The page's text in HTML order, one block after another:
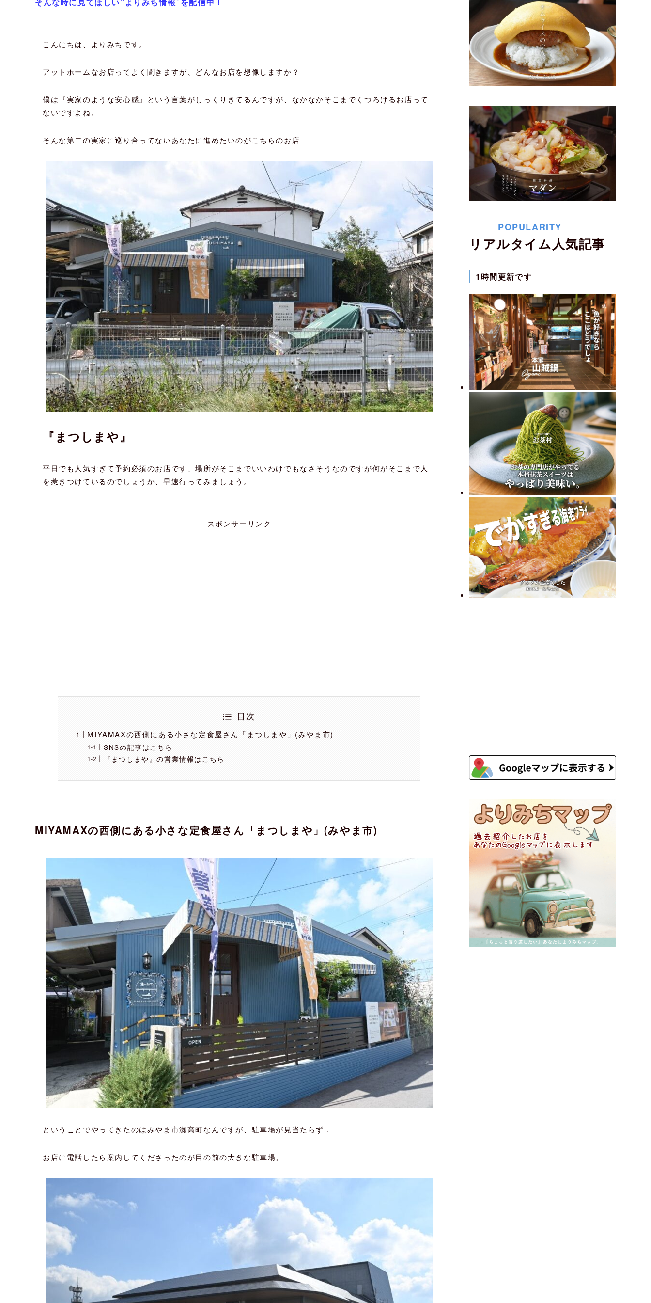
そんな時に見てほしい”よりみち情報”を配信中！
こんにちは、よりみちです。
アットホームなお店ってよく聞きますが、どんなお店を想像しますか？
僕は『実家のような安心感』という言葉がしっくりきてるんですが、なかなかそこまでくつろげるお店って
ないですよね。
そんな第二の実家に巡り合ってないあなたに進めたいのがこちらのお店
『まつしまや』
平日でも人気すぎて予約必須のお店です、場所がそこまでいいわけでもなさそうなのですが何がそこまで人
を惹きつけているのでしょうか、早速行ってみましょう。
スポンサーリンク
目次
MIYAMAXの西側にある小さな定食屋さん「まつしまや」(みやま市)
SNSの記事はこちら
『まつしまや』の営業情報はこちら
MIYAMAXの西側にある小さな定食屋さん「まつしまや」(みやま市)
ということでやってきたのはみやま市瀬高町なんですが、駐車場が見当たらず..
お店に電話したら案内してくださったのが目の前の大きな駐車場。
POPULARITY
リアルタイム人気記事
1時間更新です